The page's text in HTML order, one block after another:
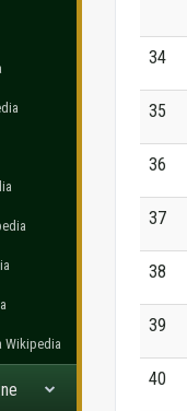
Wikipedia
34
35
36
37
38
39
40